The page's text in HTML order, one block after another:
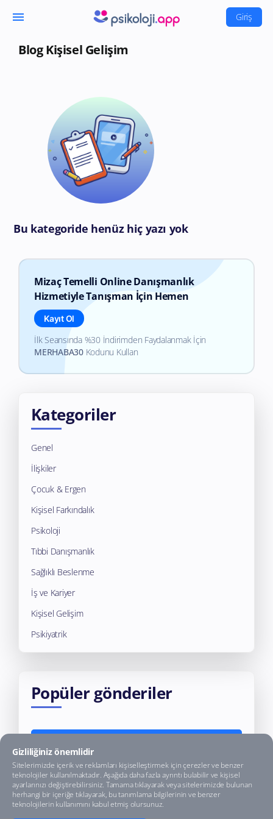
menu Giriş
Blog Kişisel Gelişim
Bu kategoride henüz hiç yazı yok
Mizaç Temelli Online Danışmanlık
Hizmetiyle Tanışman İçin Hemen
Kayıt Ol
İlk Seansında %30 İndirimden Faydalanmak İçin
MERHABA30Kodunu Kullan
Kategoriler
Genel
İlişkiler
Çocuk & Ergen
Kişisel Farkındalık
Psikoloji
Tıbbi Danışmanlık
Sağlıklı Beslenme
İş ve Kariyer
Kişisel Gelişim
Psikiyatrik
Popüler gönderiler
Gizliliğiniz önemlidir
Sitelerimizde içerik ve reklamları kişiselleştirmek için çerezler ve benzer
teknolojiler kullanılmaktadır. Aşağıda daha fazla ayrıntı bulabilir ve kişisel
ayarlarınızı değiştirebilirsiniz. Tamama tıklayarak veya sitelerimizde bulunan
herhangi bir içeriğe tıklayarak, bu tanımlama bilgilerinin ve benzer
teknolojilerin kullanımını kabul etmiş olursunuz.